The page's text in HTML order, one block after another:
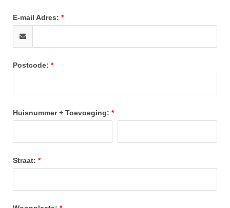
E-mail Adres:
Postcode:
Huisnummer + Toevoeging:
Straat: